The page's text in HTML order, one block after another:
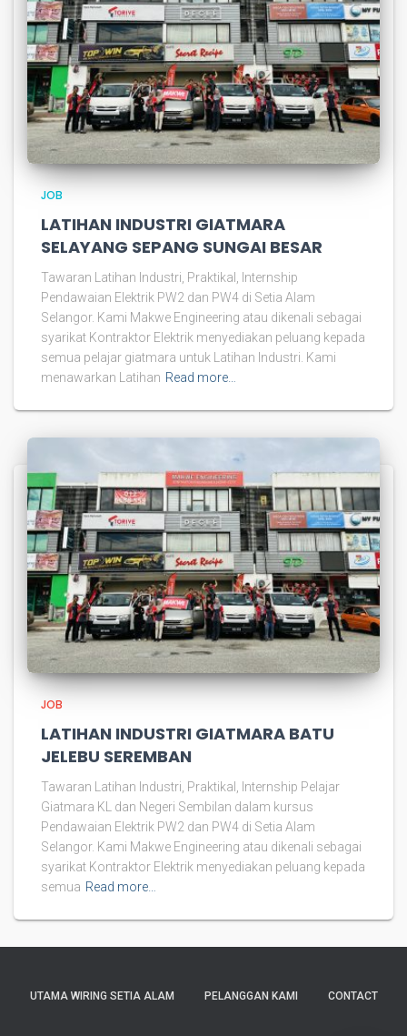
JOB
LATIHAN INDUSTRI GIATMARA
SELAYANG SEPANG SUNGAI BESAR
Tawaran Latihan Industri, Praktikal, Internship
Pendawaian Elektrik PW2 dan PW4 di Setia Alam
Selangor. Kami Makwe Engineering atau dikenali sebagai
syarikat Kontraktor Elektrik menyediakan peluang kepada
semua pelajar giatmara untuk Latihan Industri. Kami
menawarkan Latihan Read more…
JOB
LATIHAN INDUSTRI GIATMARA BATU
JELEBU SEREMBAN
Tawaran Latihan Industri, Praktikal, Internship Pelajar
Giatmara KL dan Negeri Sembilan dalam kursus
Pendawaian Elektrik PW2 dan PW4 di Setia Alam
Selangor. Kami Makwe Engineering atau dikenali sebagai
syarikat Kontraktor Elektrik menyediakan peluang kepada
semua Read more…
UTAMA WIRING SETIA ALAM PELANGGAN KAMI CONTACT